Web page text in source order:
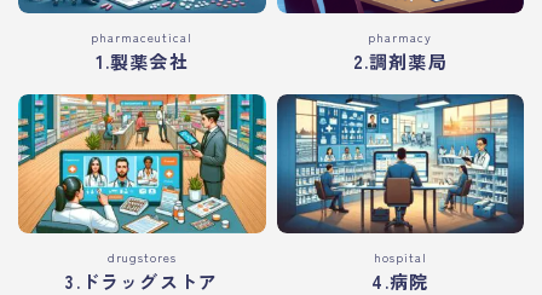
pharmaceutical
1.製薬会社
pharmacy
2.調剤薬局
drugstores
3.ドラッグストア
hospital
4.病院